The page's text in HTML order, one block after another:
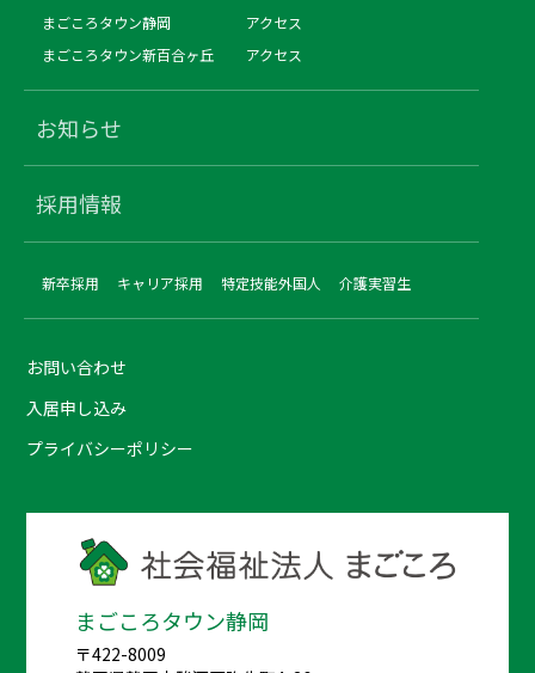
まごころタウン静岡
アクセス
まごころタウン新百合ヶ丘
アクセス
お知らせ
採用情報
新卒採用 キャリア採用 特定技能外国人 介護実習生
お問い合わせ
入居申し込み
プライバシーポリシー
まごころタウン静岡
〒422-8009